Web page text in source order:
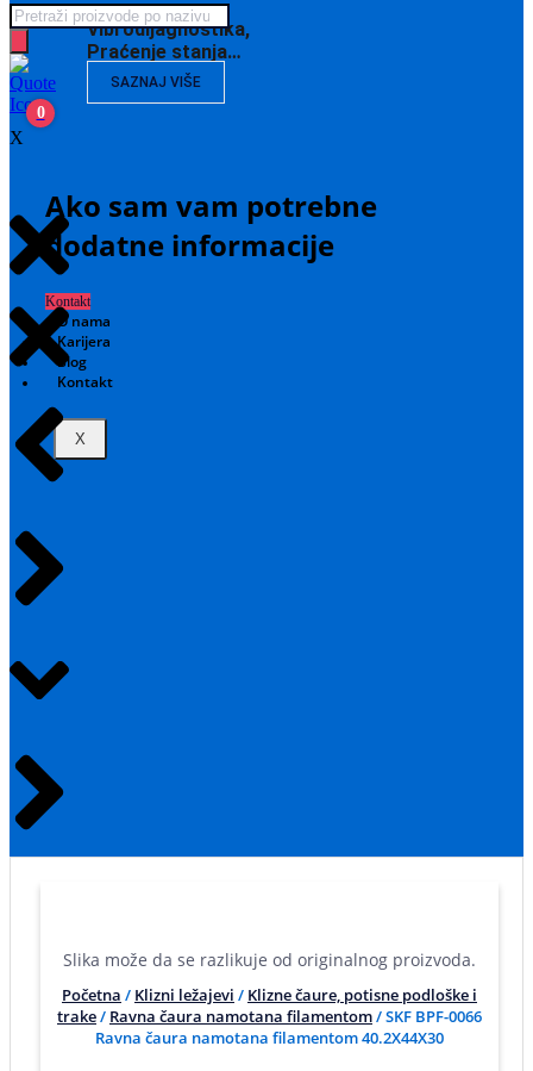
Vibrodijagnostika,
Praćenje stanja…
SAZNAJ VIŠE
Ako sam vam potrebne
dodatne informacije
Kontakt
O nama
Karijera
Blog
Kontakt
X
Products
search
0
X
Slika može da se razlikuje od originalnog proizvoda.
Početna / Klizni ležajevi / Klizne čaure, potisne podloške i
trake/ Ravna čaura namotana filamentom/ SKF BPF-0066
Ravna čaura namotana filamentom 40.2X44X30